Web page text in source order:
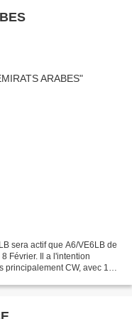
sera actif que A6/VE6LB de
Février. Il a l'intention
principalement CW, avec 100